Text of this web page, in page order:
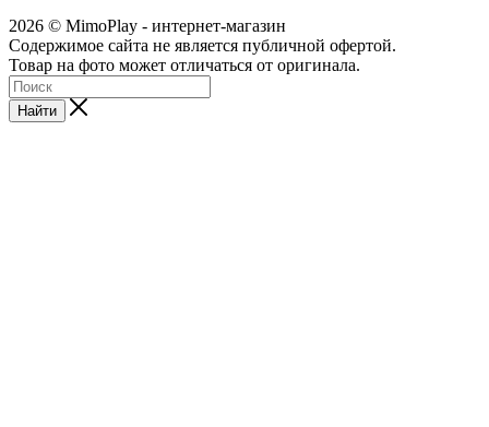
2026 © MimoPlay - интернет-магазин
Содержимое сайта не является публичной офертой.
Товар на фото может отличаться от оригинала.
Найти